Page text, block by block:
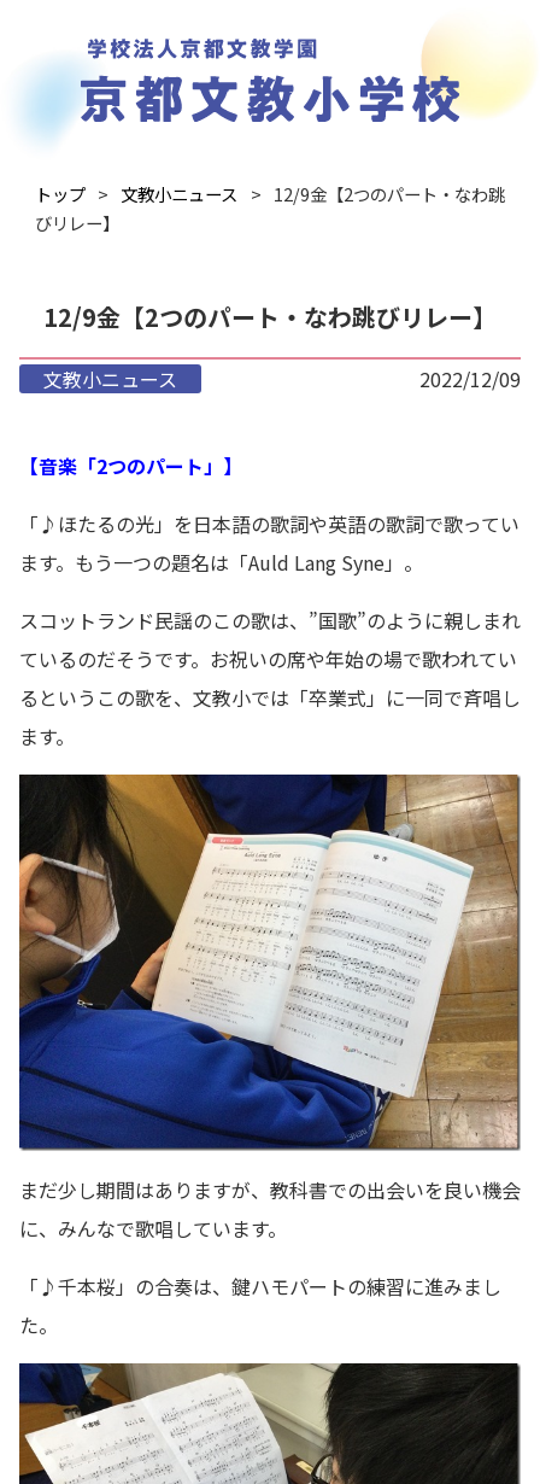
トップ 文教小ニュース
12/9金【2つのパート・なわ跳
びリレー】
12/9金【2つのパート・なわ跳びリレー】
文教小ニュース 2022/12/09
【音楽「2つのパート」】
「♪ほたるの光」を日本語の歌詞や英語の歌詞で歌ってい
ます。もう一つの題名は「Auld Lang Syne」。
スコットランド民謡のこの歌は、”国歌”のように親しまれ
ているのだそうです。お祝いの席や年始の場で歌われてい
るというこの歌を、文教小では「卒業式」に一同で斉唱し
ます。
まだ少し期間はありますが、教科書での出会いを良い機会
に、みんなで歌唱しています。
「♪千本桜」の合奏は、鍵ハモパートの練習に進みまし
た。